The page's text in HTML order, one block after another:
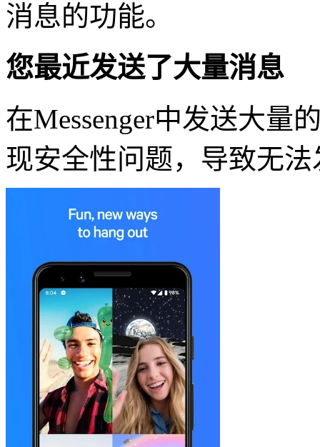
消息的功能。
您最近发送了大量消息
在Messenger中发送大量
现安全性问题，导致无